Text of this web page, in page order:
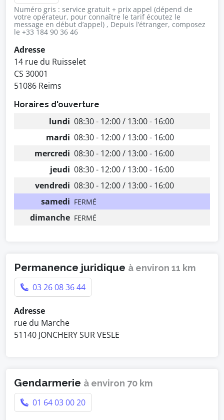
Numéro gris : service gratuit + prix appel (dépend de
votre opérateur, pour connaître le tarif écoutez le
message en début d’appel) , Depuis l’étranger, composez
le +33 184 90 36 46
Adresse
14 rue du Ruisselet
CS 30001
51086 Reims
Horaires d'ouverture
lundi 08:30 - 12:00 / 13:00 - 16:00
mardi 08:30 - 12:00 / 13:00 - 16:00
mercredi 08:30 - 12:00 / 13:00 - 16:00
jeudi 08:30 - 12:00 / 13:00 - 16:00
vendredi 08:30 - 12:00 / 13:00 - 16:00
samedi FERMÉ
dimanche FERMÉ
Permanence juridique à environ 11 km
03 26 08 36 44
Adresse
rue du Marche
51140 JONCHERY SUR VESLE
Gendarmerie à environ 70 km
01 64 03 00 20